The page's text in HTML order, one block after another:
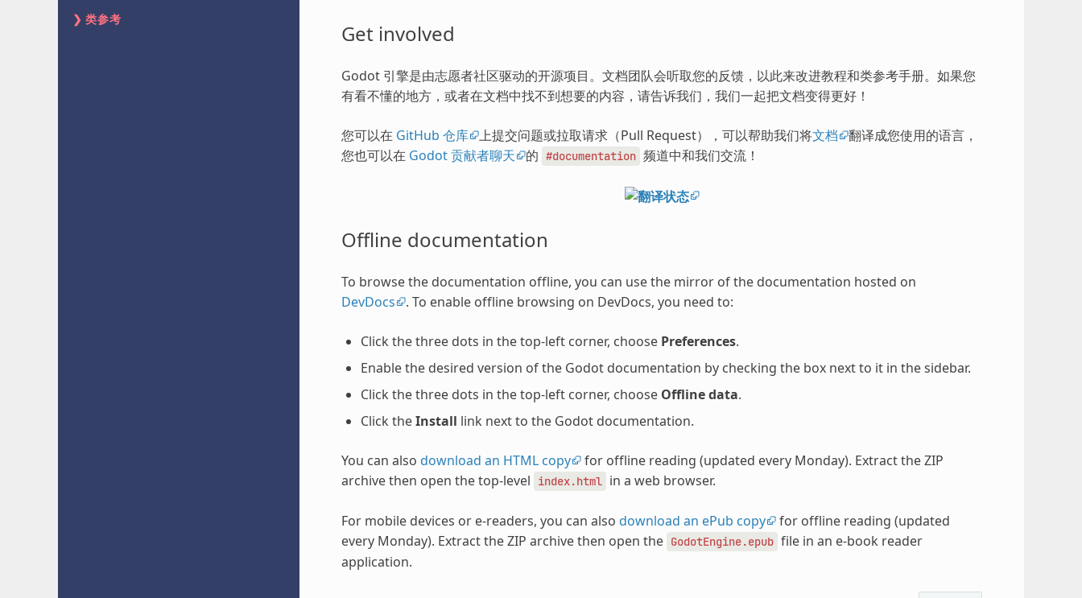
类参考
Get involved
Godot 引擎是由志愿者社区驱动的开源项目。文档团队会听取您的反馈，以此来改进教程和类参考手册。如果您
有看不懂的地方，或者在文档中找不到想要的内容，请告诉我们，我们一起把文档变得更好！
您可以在 GitHub 仓库 上提交问题或拉取请求（Pull Request），可以帮助我们将文档
翻译成您使用的语言，
您也可以在 Godot 贡献者聊天 的 #documentation 频道中和我们交流！
Offline documentation
To browse the documentation offline, you can use the mirror of the documentation hosted on
DevDocs
. To enable offline browsing on DevDocs, you need to:
Click the three dots in the top-left corner, choose Preferences.
Enable the desired version of the Godot documentation by checking the box next to it in the sidebar.
Click the three dots in the top-left corner, choose Offline data.
Click theInstall link next to the Godot documentation.
You can also download an HTML copy for offline reading (updated every Monday). Extract the ZIP
archive then open the top-level
index.html in a web browser.
For mobile devices or e-readers, you can also download an ePub copy for offline reading (updated
every Monday). Extract the ZIP archive then open the GodotEngine.epub file in an e-book reader
application.